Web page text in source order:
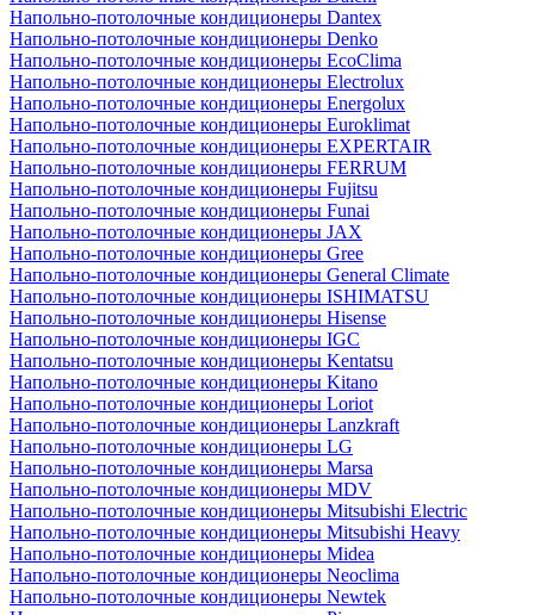
Напольно-потолочные кондиционеры Dantex
Напольно-потолочные кондиционеры Denko
Напольно-потолочные кондиционеры EcoClima
Напольно-потолочные кондиционеры Electrolux
Напольно-потолочные кондиционеры Energolux
Напольно-потолочные кондиционеры Euroklimat
Напольно-потолочные кондиционеры EXPERTAIR
Напольно-потолочные кондиционеры FERRUM
Напольно-потолочные кондиционеры Fujitsu
Напольно-потолочные кондиционеры Funai
Напольно-потолочные кондиционеры JAX
Напольно-потолочные кондиционеры Gree
Напольно-потолочные кондиционеры General Climate
Напольно-потолочные кондиционеры ISHIMATSU
Напольно-потолочные кондиционеры Hisense
Напольно-потолочные кондиционеры IGC
Напольно-потолочные кондиционеры Kentatsu
Напольно-потолочные кондиционеры Kitano
Напольно-потолочные кондиционеры Loriot
Напольно-потолочные кондиционеры Lanzkraft
Напольно-потолочные кондиционеры LG
Напольно-потолочные кондиционеры Marsa
Напольно-потолочные кондиционеры MDV
Напольно-потолочные кондиционеры Mitsubishi Electric
Напольно-потолочные кондиционеры Mitsubishi Heavy
Напольно-потолочные кондиционеры Midea
Напольно-потолочные кондиционеры Neoclima
Напольно-потолочные кондиционеры Newtek